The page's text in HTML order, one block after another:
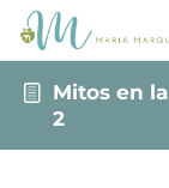
Mitos en
2